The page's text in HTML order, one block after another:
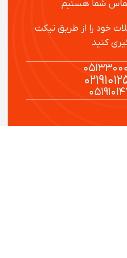
شما هستیم
را از طریق تیکت
کنید